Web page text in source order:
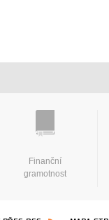
Finanční
gramotnost